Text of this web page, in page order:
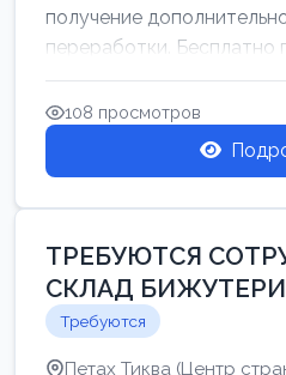
получение
переработки. Бесплатно
проживан...
108 просмотров
ТРЕБУЮТСЯ
СКЛАД
Требуются
Петах Тиква (Центр